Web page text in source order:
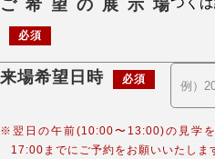
ご希望の展示場
必須
来場希望日時 必須
※翌日の午前(10:00〜13:00)の見学
17:00までにご予約をお願いいたしま